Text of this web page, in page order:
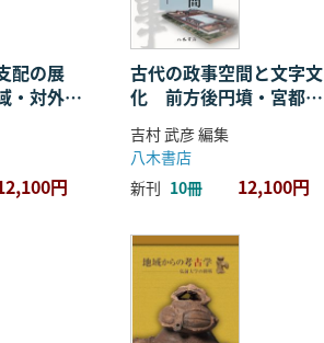
配の展
・対外関
円
古代の政事空間と文字文
化 前方後円墳・宮都・
ことば
吉村 武彦 編集
八木書店
新刊 10冊 12,100円